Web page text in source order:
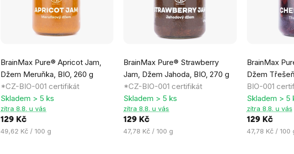
BrainMax Pure® Apricot Jam,
Džem Meruňka, BIO, 260 g
*CZ-BIO-001 certifikát
hodnocení
produktu
je
0,0
z
Skladem > 5 ks
zítra 8.8. u vás
129 Kč
Měrná
49,62 Kč / 100 g
BrainMax Pure® Strawberry
Jam, Džem Jahoda, BIO, 270 g
*CZ-BIO-001 certifikát
hodnocení
produktu
je
0,0
z
Skladem > 5 ks
zítra 8.8. u vás
129 Kč
Měrná
47,78 Kč / 100 g
BrainMax
Džem
BIO-001
hodnocení
produktu
je
0,0
z
Skladem > 5
zítra 8.8. u vás
129 Kč
Měrná
47,78 Kč / 100